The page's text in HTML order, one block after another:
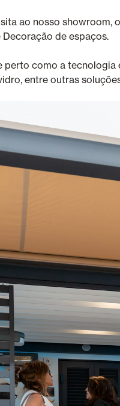
ao nosso
de espaços.
como a
entre outras